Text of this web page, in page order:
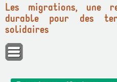
Panneau de gestion des cookies
Les migrations, une
durable pour des
solidaires